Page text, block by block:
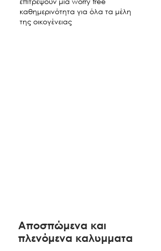
καθημερινότητα για όλα τα μέλη
της οικογένειας
Aποσπώμενα και
πλενόμενα καλυμματα